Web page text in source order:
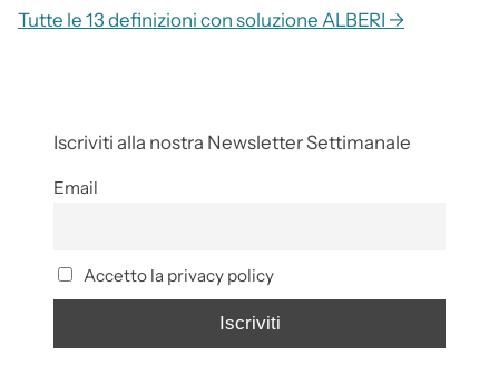
Tutte le 13 definizioni con soluzione ALBERI →
Iscriviti alla nostra Newsletter Settimanale
Email
Accetto la privacy policy